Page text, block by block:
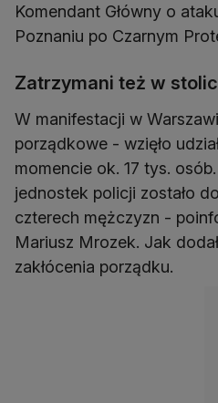
Komendant Główny o
Poznaniu po Czarnym
Zatrzymani też w
W manifestacji w
porządkowe - wzięło
momencie ok. 17 tys.
jednostek policji zostało
czterech mężczyzn -
Mariusz Mrozek. Jak
zakłócenia porządku.